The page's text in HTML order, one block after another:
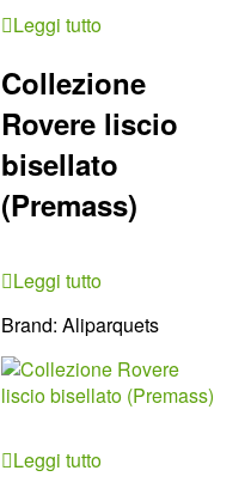
Leggi tutto
Collezione
Rovere liscio
bisellato
(Premass)
Leggi tutto
Brand: Aliparquets
Leggi tutto